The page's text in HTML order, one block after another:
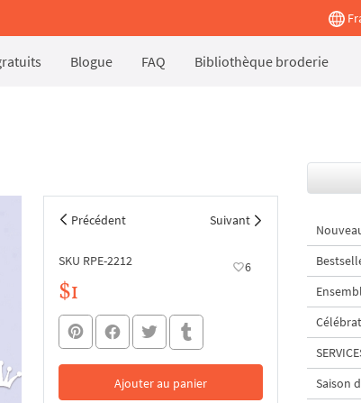
Blogue FAQ Bibliothèque broderie
Précédent Suivant
SKU RPE-2212 6
$1
Ajouter au panier
Saison